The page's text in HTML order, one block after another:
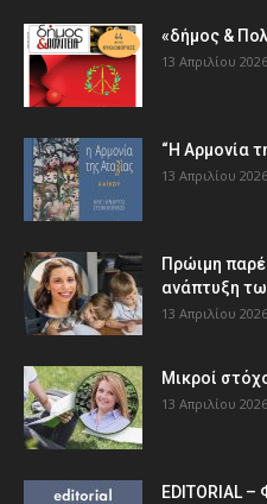
«δήμος &
13 Απριλίου 2026
“Η Αρμονία
13 Απριλίου 2026
Πρώιμη
ανάπτυξη
13 Απριλίου 2026
Μικροί
13 Απριλίου 2026
EDITORIAL